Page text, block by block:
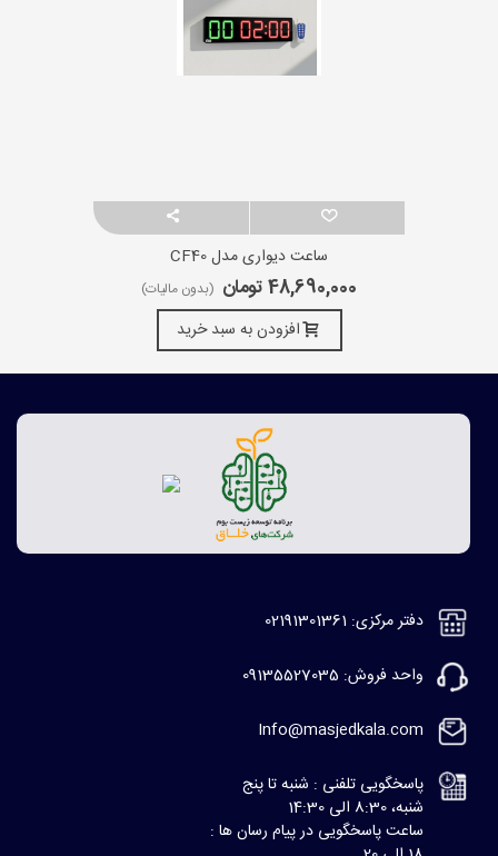
ساعت دیواری مدل CF40
48,690,000 تومان (بدون مالیات)
افزودن به سبد خرید
دفتر مرکزی: 02191301361
واحد فروش: 09135527035
Info@masjedkala.com
پاسخگویی تلفنی : شنبه تا پنج
شنبه، 8:30 الی 14:30
ساعت پاسخگویی در پیام رسان ها :